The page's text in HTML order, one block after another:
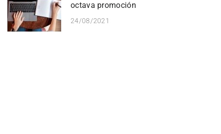
octava promoción
24/08/2021